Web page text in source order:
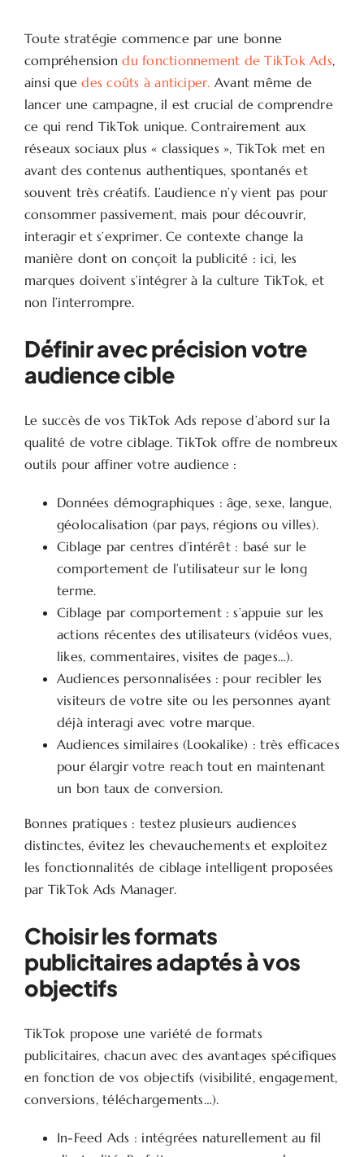
Toute stratégie commence par une bonne
compréhensiondu fonctionnement de TikTok Ads,
ainsi quedes coûts à anticiper. Avant même de
lancer une campagne, il est crucial de comprendre
ce qui rend TikTok unique. Contrairement aux
réseaux sociaux plus « classiques », TikTok met en
avant des contenus authentiques, spontanés et
souvent très créatifs. L’audience n’y vient pas pour
consommer passivement, mais pour découvrir,
interagir et s’exprimer. Ce contexte change la
manière dont on conçoit la publicité : ici, les
marques doivent s’intégrer à la culture TikTok, et
non l’interrompre.
Définir avec précision votre
audience cible
Le succès de vos TikTok Ads repose d’abord sur la
qualité de votre ciblage. TikTok offre de nombreux
outils pour affiner votre audience :
Données démographiques : âge, sexe, langue,
géolocalisation (par pays, régions ou villes).
Ciblage par centres d’intérêt : basé sur le
comportement de l’utilisateur sur le long
terme.
Ciblage par comportement : s’appuie sur les
actions récentes des utilisateurs (vidéos vues,
likes, commentaires, visites de pages…).
Audiences personnalisées : pour recibler les
visiteurs de votre site ou les personnes ayant
déjà interagi avec votre marque.
Audiences similaires (Lookalike) : très efficaces
pour élargir votre reach tout en maintenant
un bon taux de conversion.
Bonnes pratiques : testez plusieurs audiences
distinctes, évitez les chevauchements et exploitez
les fonctionnalités de ciblage intelligent proposées
par TikTok Ads Manager.
Choisir les formats
publicitaires adaptés à vos
objectifs
TikTok propose une variété de formats
publicitaires, chacun avec des avantages spécifiques
en fonction de vos objectifs (visibilité, engagement,
conversions, téléchargements…).
In-Feed Ads : intégrées naturellement au fil